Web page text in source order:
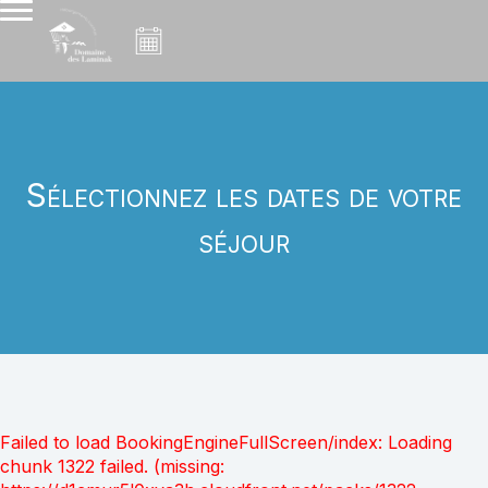
Sélectionnez les dates de votre
séjour
Failed to load BookingEngineFullScreen/index: Loading
chunk 1322 failed. (missing: